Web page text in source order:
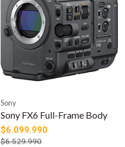
Sony
Sony FX6 Full-Frame Body
$6.099.990
$6.529.990